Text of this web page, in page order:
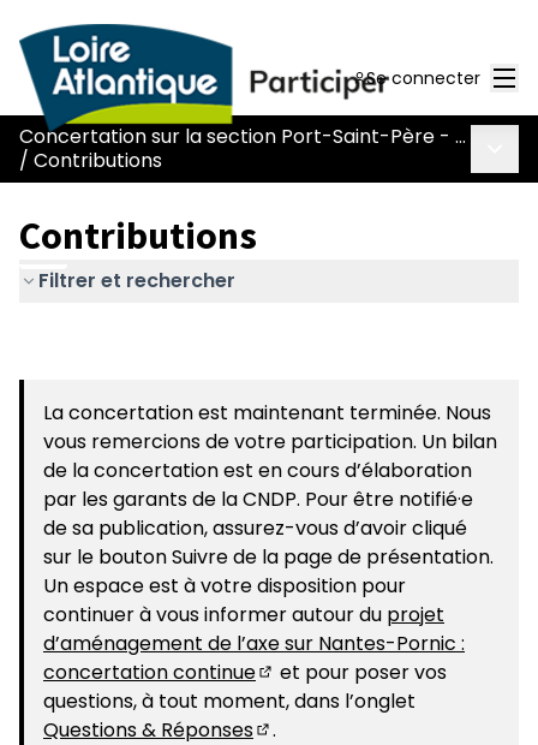
Se connecter
Concertation sur la section Port-Saint-Père - Le Pont Béranger de la route Nantes-Pornic
/ Contributions
Contributions
Filtrer et rechercher
La concertation est maintenant terminée. Nous
vous remercions de votre participation. Un bilan
de la concertation est en cours d’élaboration
par les garants de la CNDP. Pour être notifié·e
de sa publication, assurez-vous d’avoir cliqué
sur le bouton Suivre de la page de présentation.
Un espace est à votre disposition pour
continuer à vous informer autour du projet
d’aménagement de l’axe sur Nantes-Pornic :
concertation continue
(S'ouvre dans un nouvel
et pour poser vos
questions, à tout moment, dans l’onglet
Questions & Réponses
.